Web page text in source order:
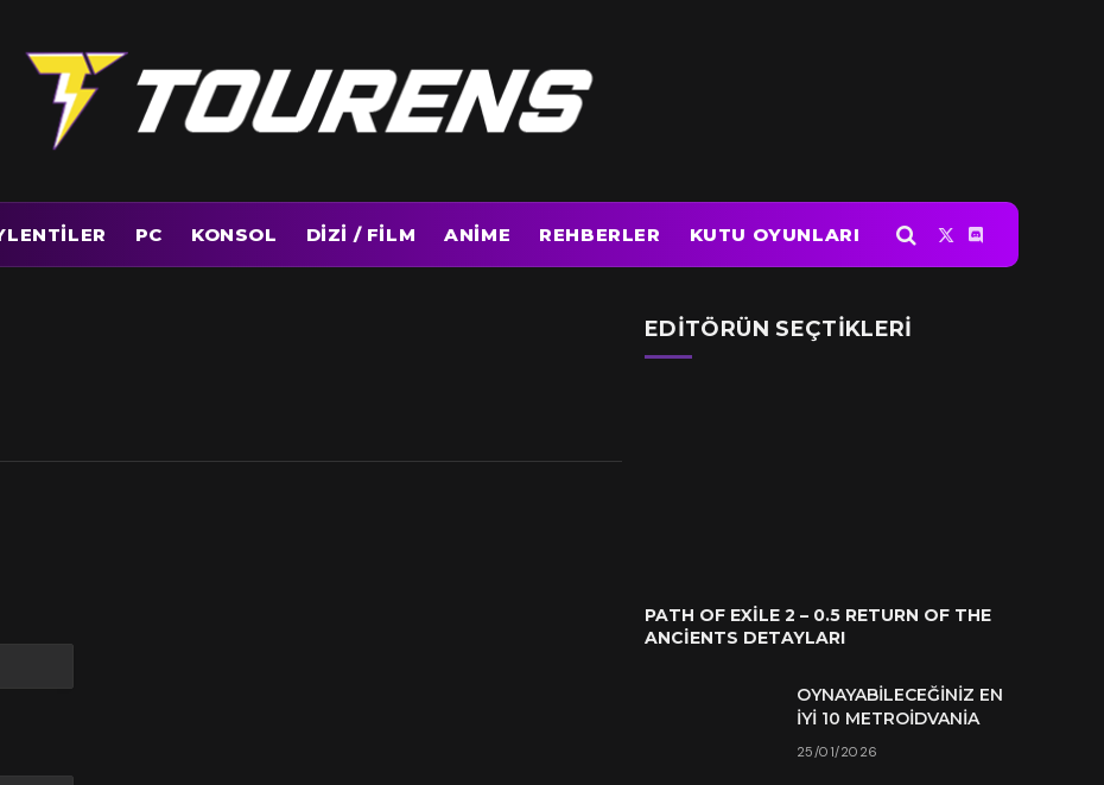
PC KONSOL DIZI / FILM ANIME REHBERLER KUTU OYUNLARI
X
(Twitter)
Discord
EDITÖRÜN SEÇTIKLERI
PATH OF EXILE 2 – 0.5 RETURN OF THE
ANCIENTS DETAYLARI
OYNAYABILECEĞINIZ EN
İYI 10 METROIDVANIA
25/01/2026